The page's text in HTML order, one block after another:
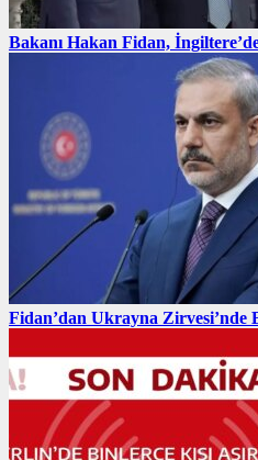
Bakanı Hakan Fidan,
Fidan’dan Ukrayna Zirvesi’nde